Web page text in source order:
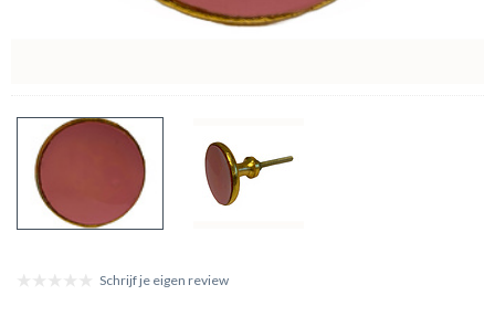
Schrijf je eigen review